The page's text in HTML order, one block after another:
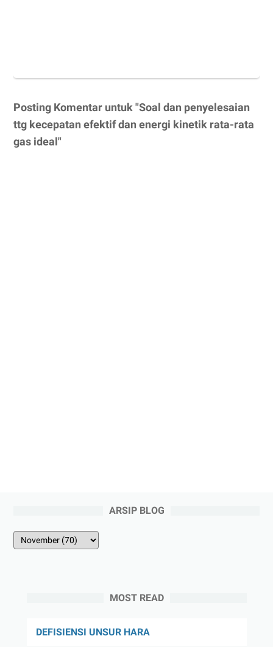
Posting Komentar untuk "Soal dan penyelesaian
ttg kecepatan efektif dan energi kinetik rata-rata
gas ideal"
ARSIP BLOG
MOST READ
DEFISIENSI UNSUR HARA